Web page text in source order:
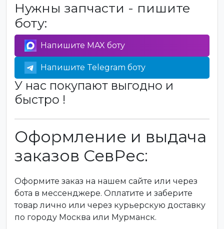
Нужны запчасти - пишите
боту:
Напишите MAX боту
Напишите Telegram боту
У нас покупают выгодно и
быстро !
Оформление и выдача
заказов СевРес:
Оформите заказ на нашем сайте или через
бота в мессенджере. Оплатите и заберите
товар лично или через курьерскую доставку
по городу Москва или Мурманск.